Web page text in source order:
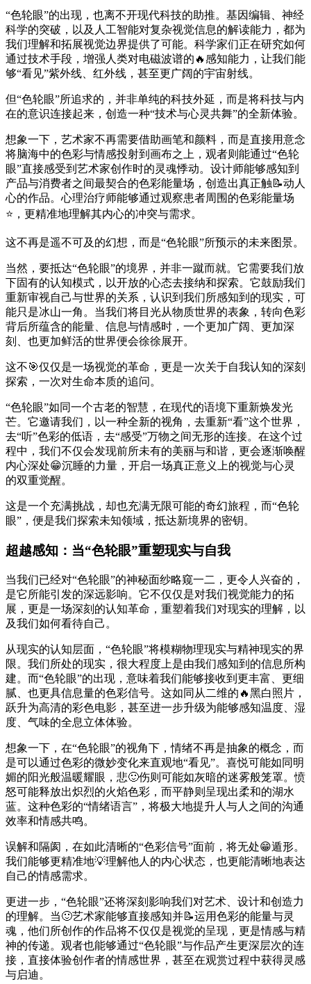
“色轮眼”的出现，也离不开现代科技的助推。基因编辑、神经
科学的突破，以及人工智能对复杂视觉信息的解读能力，都为
我们理解和拓展视觉边界提供了可能。科学家们正在研究如何
通过技术手段，增强人类对电磁波谱的🔥感知能力，让我们能
够“看见”紫外线、红外线，甚至更广阔的宇宙射线。
但“色轮眼”所追求的，并非单纯的科技外延，而是将科技与内
在的意识连接起来，创造一种“技术与心灵共舞”的全新体验。
想象一下，艺术家不再需要借助画笔和颜料，而是直接用意念
将脑海中的色彩与情感投射到画布之上，观者则能通过“色轮
眼”直接感受到艺术家创作时的灵魂悸动。设计师能够感知到
产品与消费者之间最契合的色彩能量场，创造出真正触📝动人
心的作品。心理治疗师能够通过观察患者周围的色彩能量场
⭐，更精准地理解其内心的冲突与需求。
这不再是遥不可及的幻想，而是“色轮眼”所预示的未来图景。
当然，要抵达“色轮眼”的境界，并非一蹴而就。它需要我们放
下固有的认知模式，以开放的心态去接纳和探索。它鼓励我们
重新审视自己与世界的关系，认识到我们所感知到的现实，可
能只是冰山一角。当我们将目光从物质世界的表象，转向色彩
背后所蕴含的能量、信息与情感时，一个更加广阔、更加深
刻、也更加鲜活的世界便会徐徐展开。
这不🎯仅仅是一场视觉的革命，更是一次关于自我认知的深刻
探索，一次对生命本质的追问。
“色轮眼”如同一个古老的智慧，在现代的语境下重新焕发光
芒。它邀请我们，以一种全新的视角，去重新“看”这个世界，
去“听”色彩的低语，去“感受”万物之间无形的连接。在这个过
程中，我们不仅会发现前所未有的美丽与和谐，更会逐渐唤醒
内心深处😁沉睡的力量，开启一场真正意义上的视觉与心灵
的双重觉醒。
这是一个充满挑战，却也充满无限可能的奇幻旅程，而“色轮
眼”，便是我们探索未知领域，抵达新境界的密钥。
超越感知：当“色轮眼”重塑现实与自我
当我们已经对“色轮眼”的神秘面纱略窥一二，更令人兴奋的，
是它所能引发的深远影响。它不仅仅是对我们视觉能力的拓
展，更是一场深刻的认知革命，重塑着我们对现实的理解，以
及我们如何看待自己。
从现实的认知层面，“色轮眼”将模糊物理现实与精神现实的界
限。我们所处的现实，很大程度上是由我们感知到的信息所构
建。而“色轮眼”的出现，意味着我们能够接收到更丰富、更细
腻、也更具信息量的色彩信号。这如同从二维的🔥黑白照片，
跃升为高清的彩色电影，甚至进一步升级为能够感知温度、湿
度、气味的全息立体体验。
想象一下，在“色轮眼”的视角下，情绪不再是抽象的概念，而
是可以通过色彩的微妙变化来直观地“看见”。喜悦可能如同明
媚的阳光般温暖耀眼，悲🙂伤则可能如灰暗的迷雾般笼罩。愤
怒可能释放出炽烈的火焰色彩，而平静则呈现出柔和的湖水
蓝。这种色彩的“情绪语言”，将极大地提升人与人之间的沟通
效率和情感共鸣。
误解和隔阂，在如此清晰的“色彩信号”面前，将无处😁遁形。
我们能够更精准地💡理解他人的内心状态，也更能清晰地表达
自己的情感需求。
更进一步，“色轮眼”还将深刻影响我们对艺术、设计和创造力
的理解。当🙂艺术家能够直接感知并📝运用色彩的能量与灵
魂，他们所创作的作品将不仅仅是视觉的呈现，更是情感与精
神的传递。观者也能够通过“色轮眼”与作品产生更深层次的连
接，直接体验创作者的情感世界，甚至在观赏过程中获得灵感
与启迪。